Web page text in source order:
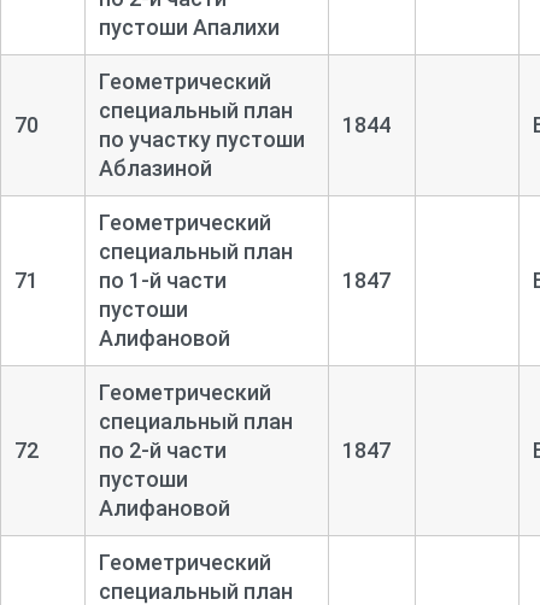
пустоши Апалихи
70
Геометрический
специальный план
по участку пустоши
Аблазиной
1844
71
Геометрический
специальный план
по 1-й части
пустоши
Алифановой
1847
72
Геометрический
специальный план
по 2-й части
пустоши
Алифановой
1847
Геометрический
специальный план